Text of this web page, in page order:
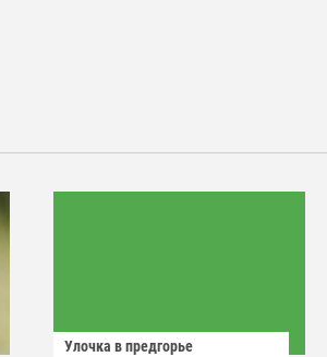
Улочка в предгорье